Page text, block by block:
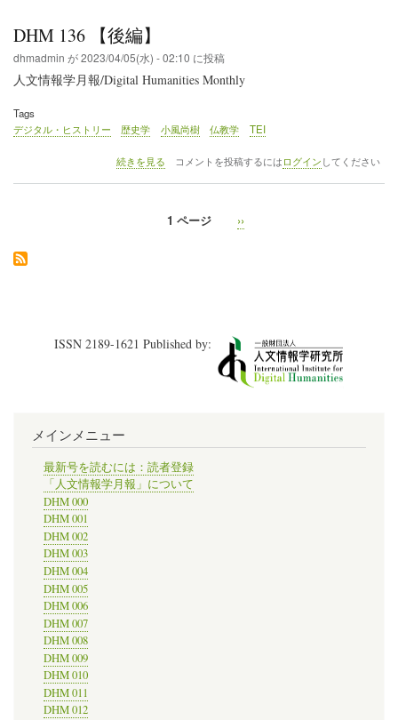
DHM 136 【後編】
dhmadmin が2023/04/05(水) - 02:10 に投稿
人文情報学月報/Digital Humanities Monthly
Tags
デジタル・ヒストリー
歴史学 小風尚樹 仏教学 TEI
DHM
続きを見る コメントを投稿するには ログイン してください
ー
1 ページ
次
››
ISSN 2189-1621 Published by:
メインメニュー
最新号を読むには：読者登録
「人文情報学月報」について
DHM 000
DHM 001
DHM 002
DHM 003
DHM 004
DHM 005
DHM 006
DHM 007
DHM 008
DHM 009
DHM 010
DHM 011
DHM 012